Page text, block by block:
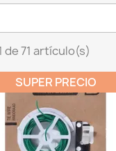
de 71 artículo(s)
SUPER PRECIO